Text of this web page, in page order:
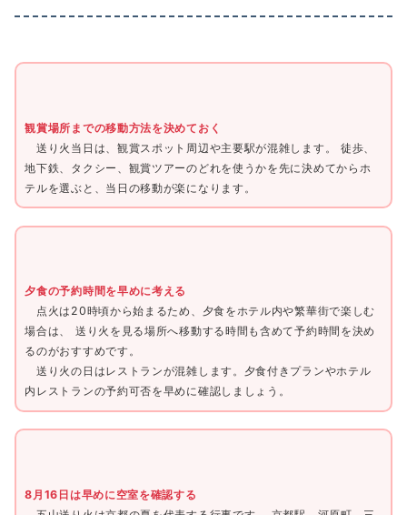
観賞場所までの移動方法を決めておく
送り火当日は、観賞スポット周辺や主要駅が混雑します。 徒歩、
地下鉄、タクシー、観賞ツアーのどれを使うかを先に決めてからホ
テルを選ぶと、当日の移動が楽になります。
夕食の予約時間を早めに考える
点火は20時頃から始まるため、夕食をホテル内や繁華街で楽しむ
場合は、 送り火を見る場所へ移動する時間も含めて予約時間を決め
るのがおすすめです。
送り火の日はレストランが混雑します。夕食付きプランやホテル
内レストランの予約可否を早めに確認しましょう。
8月16日は早めに空室を確認する